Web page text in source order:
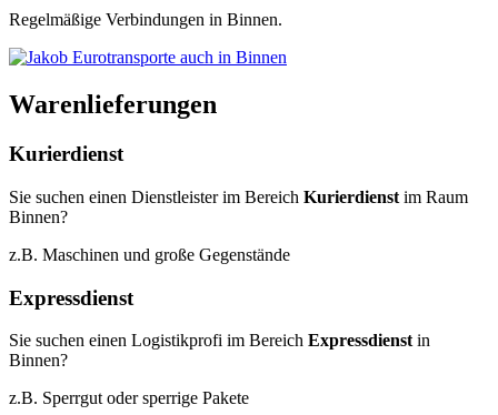
Regelmäßige Verbindungen in Binnen.
Warenlieferungen
Kurierdienst
Sie suchen einen Dienstleister im Bereich Kurierdienst im Raum
Binnen?
z.B. Maschinen und große Gegenstände
Expressdienst
Sie suchen einen Logistikprofi im Bereich Expressdienst in
Binnen?
z.B. Sperrgut oder sperrige Pakete